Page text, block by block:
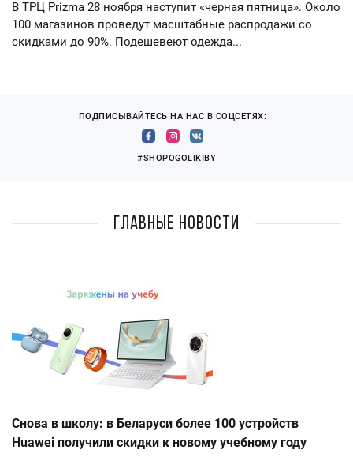
В ТРЦ Prizma 28 ноября наступит «черная пятница». Около
100 магазинов проведут масштабные распродажи со
скидками до 90%. Подешевеют одежда...
ПОДПИСЫВАЙТЕСЬ НА НАС В СОЦСЕТЯХ:
#SHOPOGOLIKIBY
Главные новости
Снова в школу: в Беларуси более 100 устройств
Huawei получили скидки к новому учебному году